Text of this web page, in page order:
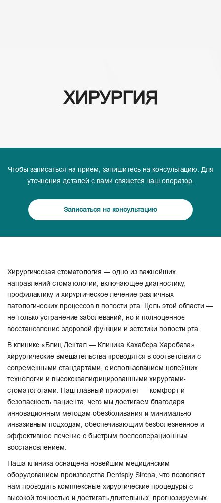
ХИРУРГИЯ
Чтобы записаться на прием, запишитесь на консультацию. Для
уточнения деталей с вами свяжется наш оператор.
Записаться на консультацию
Хирургическая стоматология — одно из важнейших
направлений стоматологии, включающее диагностику,
профилактику и хирургическое лечение различных
патологических процессов в полости рта. Цель этой области —
не только устранение заболеваний, но и полноценное
восстановление здоровой функции и эстетики полости рта.
В клинике «Блиц Дентал — Клиника Кахабера Харебава»
хирургические вмешательства проводятся в соответствии с
современными стандартами, с использованием новейших
технологий и высококвалифицированными хирургами-
стоматологами. Наш главный приоритет — комфорт и
безопасность пациента, чего мы достигаем благодаря
инновационным методам обезболивания и минимально
инвазивным подходам, обеспечивающим безболезненное и
эффективное лечение с быстрым послеоперационным
восстановлением.
Наша клиника оснащена новейшим медицинским
оборудованием производства Dentsply Sirona, что позволяет
нам проводить комплексные хирургические процедуры с
высокой точностью и достигать длительных, прогнозируемых